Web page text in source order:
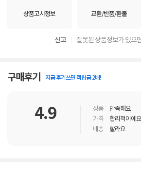
상품고시정보 교환/반품/환불
신고 잘못된 상품정보가 있으
구매후기 지금 후기쓰면 적립금 2배!
4.9 상품 만족해요
가격
합리적이에요
배송
빨라요